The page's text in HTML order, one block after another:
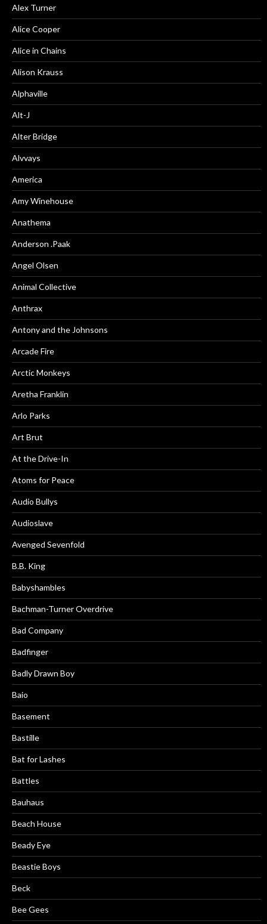
Alex Turner
Alice Cooper
Alice in Chains
Alison Krauss
Alphaville
Alt-J
Alter Bridge
Alvvays
America
Amy Winehouse
Anathema
Anderson .Paak
Angel Olsen
Animal Collective
Anthrax
Antony and the Johnsons
Arcade Fire
Arctic Monkeys
Aretha Franklin
Arlo Parks
Art Brut
At the Drive-In
Atoms for Peace
Audio Bullys
Audioslave
Avenged Sevenfold
B.B. King
Babyshambles
Bachman-Turner Overdrive
Bad Company
Badfinger
Badly Drawn Boy
Baio
Basement
Bastille
Bat for Lashes
Battles
Bauhaus
Beach House
Beady Eye
Beastie Boys
Beck
Bee Gees